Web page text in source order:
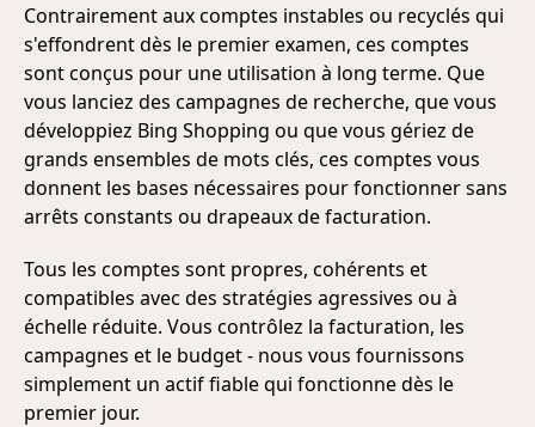
Contrairement aux comptes instables ou recyclés qui
s'effondrent dès le premier examen, ces comptes
sont conçus pour une utilisation à long terme. Que
vous lanciez des campagnes de recherche, que vous
développiez Bing Shopping ou que vous gériez de
grands ensembles de mots clés, ces comptes vous
donnent les bases nécessaires pour fonctionner sans
arrêts constants ou drapeaux de facturation.
Tous les comptes sont propres, cohérents et
compatibles avec des stratégies agressives ou à
échelle réduite. Vous contrôlez la facturation, les
campagnes et le budget - nous vous fournissons
simplement un actif fiable qui fonctionne dès le
premier jour.